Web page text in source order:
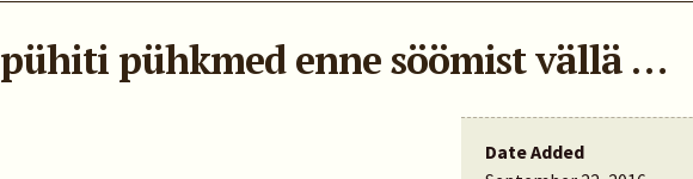
pühkmed enne söömist vällä …
Date Added